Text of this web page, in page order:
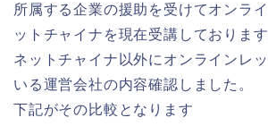
所属する企業の援助を受けてオンラ
ットチャイナを現在受講しております
ネットチャイナ以外にオンラインレ
いる運営会社の内容確認しました。
下記がその比較となります